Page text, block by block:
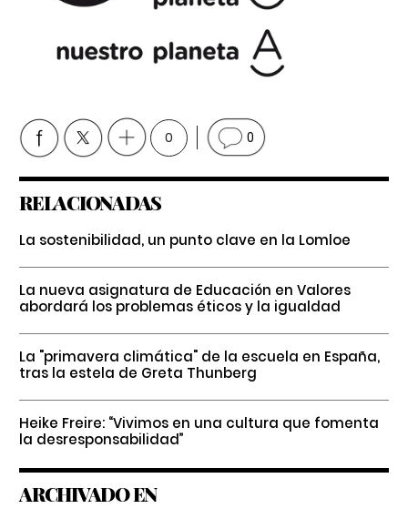
0 0
RELACIONADAS
La sostenibilidad, un punto clave en la Lomloe
La nueva asignatura de Educación en Valores
abordará los problemas éticos y la igualdad
La "primavera climática" de la escuela en España,
tras la estela de Greta Thunberg
Heike Freire: “Vivimos en una cultura que fomenta
la desresponsabilidad”
ARCHIVADO EN